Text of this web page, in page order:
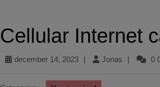
Cellular Internet
december 14, 2023 | Jonas | 0